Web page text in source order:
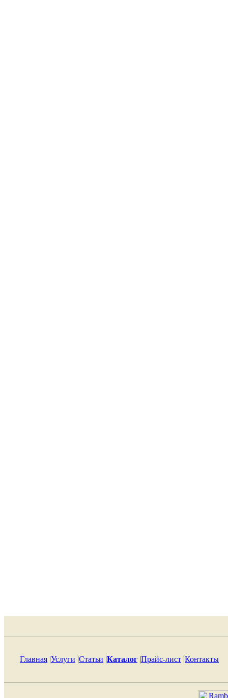
Главная |Услуги |Статьи |Каталог |Прайс-лист |Контакты